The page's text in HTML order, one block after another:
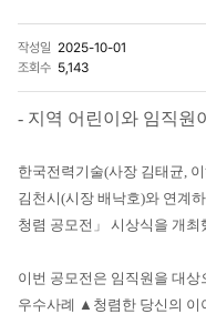
작성일 2025-10-01
조회수 5,143
- 지역 어린이와 임직원
한국전력기술(사장 김태균,
김천시(시장 배낙호)와 연계
청렴 공모전」 시상식을 개최
이번 공모전은 임직원을 대
우수사례 ▲청렴한 당신의 이